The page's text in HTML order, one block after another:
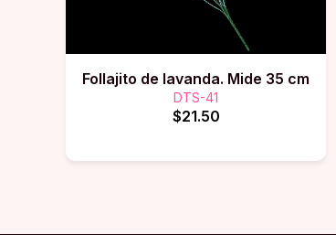
Follajito de lavanda. Mide 35 cm
DTS-41
$21.50